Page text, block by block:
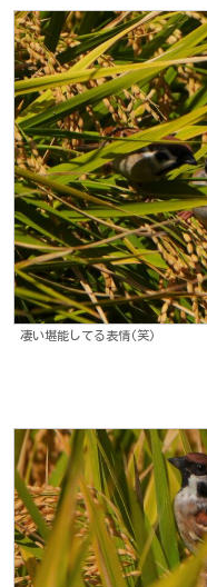
凄い堪能してる表情(笑)